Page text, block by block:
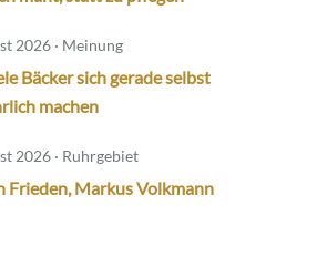
2026 · Meinung
Bäcker sich gerade selbst
machen
2026 · Ruhrgebiet
Frieden, Markus Volkmann